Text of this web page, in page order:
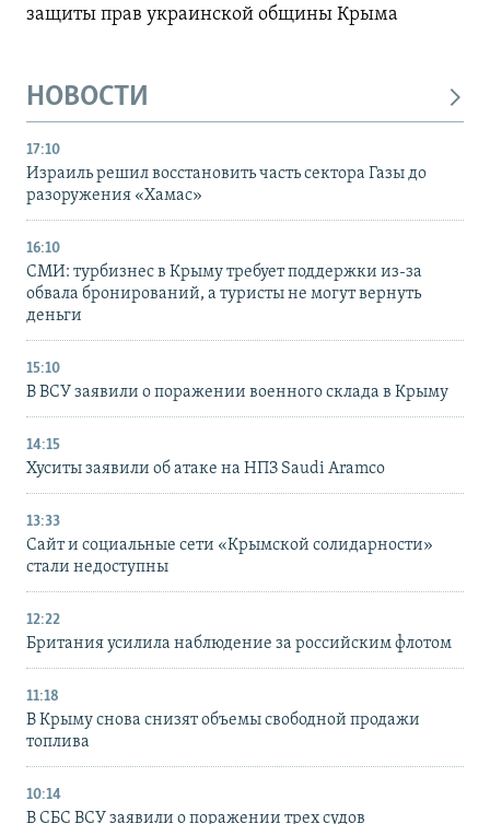
защиты прав украинской общины Крыма
НОВОСТИ
17:10
Израиль решил восстановить часть сектора Газы до
разоружения «Хамас»
16:10
СМИ: турбизнес в Крыму требует поддержки из-за
обвала бронирований, а туристы не могут вернуть
деньги
15:10
В ВСУ заявили о поражении военного склада в Крыму
14:15
Хуситы заявили об атаке на НПЗ Saudi Aramco
13:33
Сайт и социальные сети «Крымской солидарности»
стали недоступны
12:22
Британия усилила наблюдение за российским флотом
11:18
В Крыму снова снизят объемы свободной продажи
топлива
10:14
В СБС ВСУ заявили о поражении трех судов